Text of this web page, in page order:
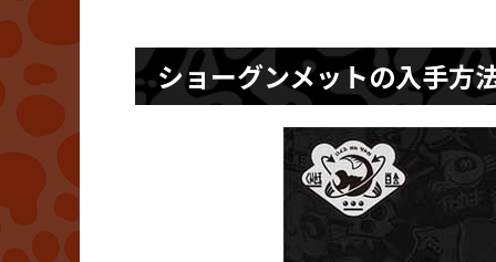
ショーグンメットの入手方